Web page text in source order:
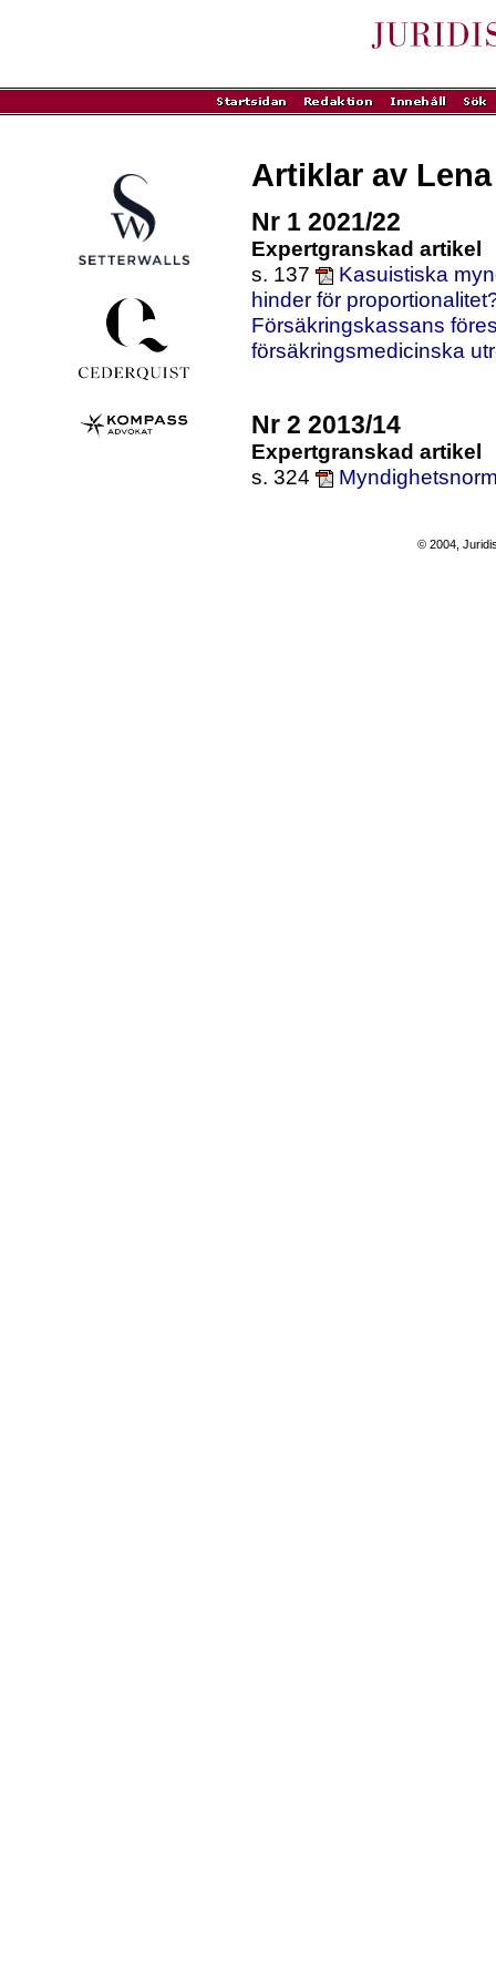
Artiklar av
Nr 1 2021/22
Expertgranskad artikel
s. 137
Kasuistiska
hinder för
Försäkringskassans
försäkringsmedicinska
Nr 2 2013/14
Expertgranskad artikel
s. 324
© 2004,